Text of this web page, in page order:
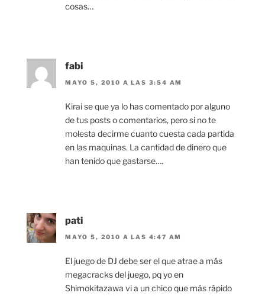
cosas…
fabi
MAYO 5, 2010 A LAS 3:54 AM
Kirai se que ya lo has comentado por alguno
de tus posts o comentarios, pero si no te
molesta decirme cuanto cuesta cada partida
en las maquinas. La cantidad de dinero que
han tenido que gastarse….
pati
MAYO 5, 2010 A LAS 4:47 AM
El juego de DJ debe ser el que atrae a más
megacracks del juego, pq yo en
Shimokitazawa vi a un chico que más rápido